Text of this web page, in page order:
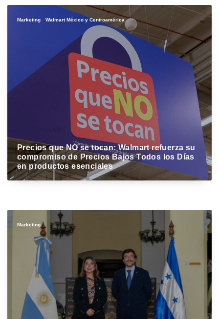
Marketing Walmart México y Centroamérica
​Precios que NO se tocan: Walmart refuerza su
compromiso de Precios Bajos Todos los Días
en productos esenciales
Marketing